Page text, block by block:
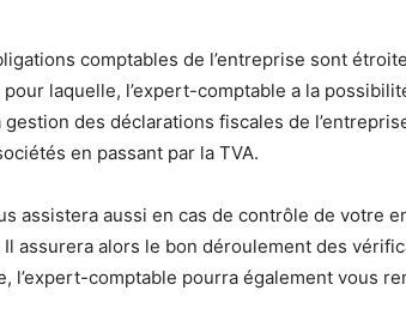
comptables de l’entreprise sont
pour laquelle, l’expert-comptable a la
gestion des déclarations fiscales de
en passant par la TVA.
assistera aussi en cas de contrôle de votre
Il assurera alors le bon déroulement des
l’expert-comptable pourra également vous